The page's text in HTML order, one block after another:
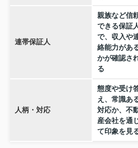
連帯保証人
親族など信
できる保証
で、収入や
絡能力があ
かが確認さ
る
人柄・対応
態度や受け
え、常識あ
対応か、不
産会社を通
て印象を見